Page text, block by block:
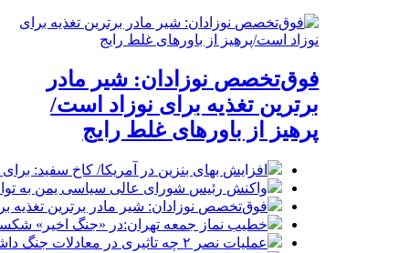
فوق‌تخصص نوزادان: شیر مادر
برترین تغذیه برای نوزاد است/
پرهیز از باورهای غلط رایج
افزایش بهای بنزین در آمریکا/ کاخ سفید:
واکنش رئیس شورای عالی سیاسی یمن به
فوق‌تخصص نوزادان: شیر مادر برترین تغذیه
خطیب نماز جمعه تهران:در «جنگ اخیر»
عملیات نصر ۲ چه تاثیری در معادلات جنگ داشت؟ *سعدالله زارعی